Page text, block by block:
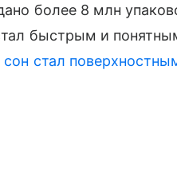
более 8 млн
быстрым и
сон стал